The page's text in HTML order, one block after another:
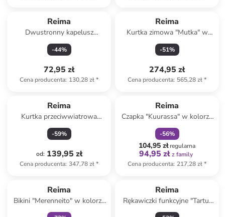
Reima
Dwustronny kapelusz
przeciwsłoneczny "Viiri" w
kolorze jasnoróżowym
-44%
72,95 zł
Cena producenta: 130,28 zł*
Reima
Kurtka zimowa "Mutka" w
kolorze żółtym
-51%
274,95 zł
Cena producenta: 565,28 zł*
Reima
Kurtka przeciwwiatrowa
"Ulkoiluun" w kolorze
jasnoróżowym
-59%
od: 139,95 zł
Cena producenta: 347,78 zł*
Reima
Czapka "Kuurassa" w kolorze
jasnobrązowym
-56%
104,95 złregularna
94,95 zł z family
Cena producenta: 217,28 zł*
Reima
Bikini "Merenneito" w kolorze
czarnym
Reima
Rękawiczki funkcyjne "Tartu"
w kolorze khaki